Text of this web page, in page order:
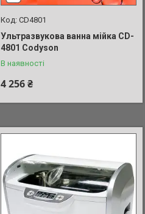
СD4801
Ультразвукова ванна мійка СD-
4801 Codyson
В наявності
4 256 ₴